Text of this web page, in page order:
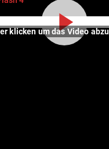
klicken um das Video